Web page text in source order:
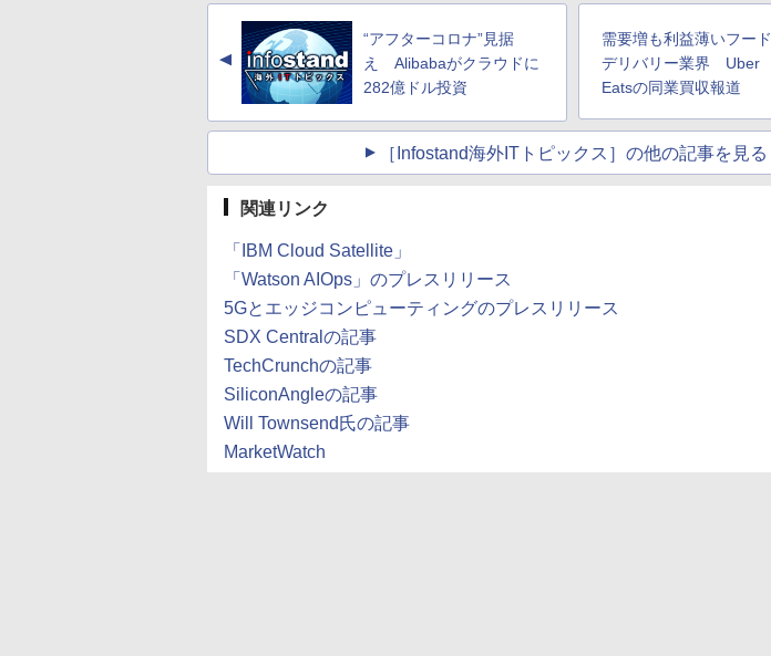
▲
“アフターコロナ”見据
え Alibabaがクラウドに
282億ドル投資
需要増も利益薄いフード
デリバリー業界 Uber
Eatsの同業買収報道
［Infostand海外ITトピックス］の他の記事を見る
関連リンク
「IBM Cloud Satellite」
「Watson AIOps」のプレスリリース
5Gとエッジコンピューティングのプレスリリース
SDX Centralの記事
TechCrunchの記事
SiliconAngleの記事
Will Townsend氏の記事
MarketWatch